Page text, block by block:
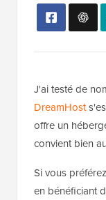
J'ai testé de
DreamHost
offre un
convient bien
Si vous
en bénéficiant